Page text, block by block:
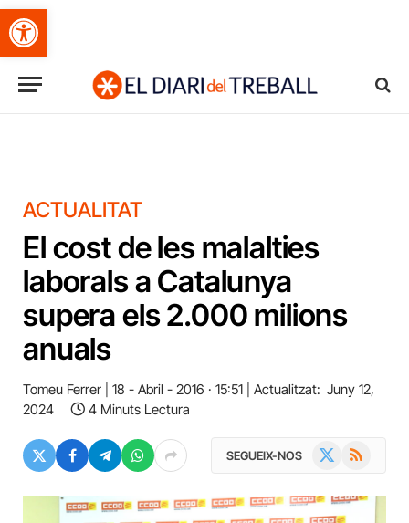
Obre la barra d'eines
ACTUALITAT
El cost de les malalties
laborals a Catalunya
supera els 2.000 milions
anuals
Tomeu Ferrer 18 - Abril - 2016 · 15:51 Actualitzat: Juny 12,
2024
4 Minuts Lectura
SEGUEIX-NOS RSS